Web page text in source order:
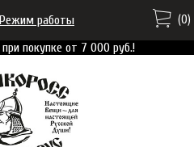
покупке от 7 000 руб.!
Режим работы (0)